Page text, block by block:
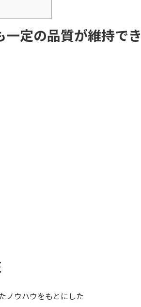
定の品質が維持でき
ノウハウをもとにした